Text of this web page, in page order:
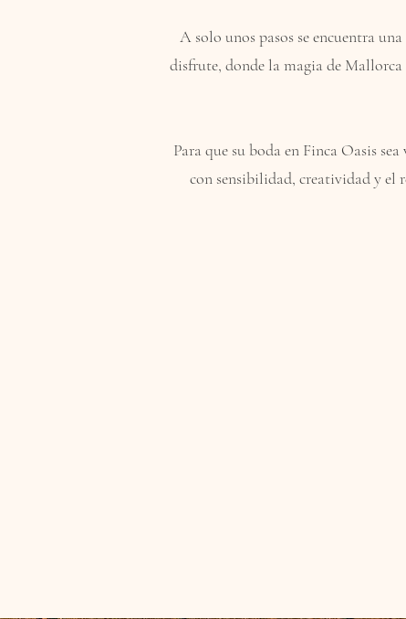
A solo unos pasos se encuentra
disfrute, donde la magia de Mallorca
Para que su boda en Finca Oasis
con sensibilidad, creatividad y el